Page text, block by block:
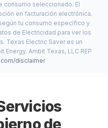
consumo seleccionado. El
en facturación electrónica.
tu consumo específico y
de Electricidad para ver los
Texas Electric Saver es un
Ambit Texas, LLC REP
disclaimer
de